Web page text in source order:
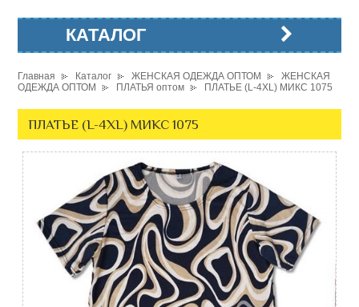
КАТАЛОГ
Главная Каталог ЖЕНСКАЯ ОДЕЖДА ОПТОМ
ЖЕНСКАЯ
ОДЕЖДА ОПТОМ
ПЛАТЬЯ оптом ПЛАТЬЕ (L-4XL) МИКС 1075
ПЛАТЬЕ (L-4XL) МИКС 1075